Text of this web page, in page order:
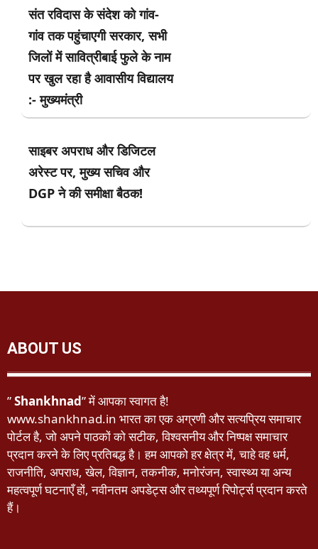
संत रविदास के संदेश को गांव-
गांव तक पहुंचाएगी सरकार, सभी
जिलों में सावित्रीबाई फुले के नाम
पर खुल रहा है आवासीय विद्यालय
:- मुख्यमंत्री
साइबर अपराध और डिजिटल
अरेस्ट पर, मुख्य सचिव और
DGP ने की समीक्षा बैठक!
ABOUT US
”Shankhnad” में आपका स्वागत है!
www.shankhnad.in भारत का एक अग्रणी और सत्यप्रिय समाचार
पोर्टल है, जो अपने पाठकों को सटीक, विश्वसनीय और निष्पक्ष समाचार
प्रदान करने के लिए प्रतिबद्ध है। हम आपको हर क्षेत्र में, चाहे वह धर्म,
राजनीति, अपराध, खेल, विज्ञान, तकनीक, मनोरंजन, स्वास्थ्य या अन्य
महत्वपूर्ण घटनाएँ हों, नवीनतम अपडेट्स और तथ्यपूर्ण रिपोर्ट्स प्रदान करते
हैं।